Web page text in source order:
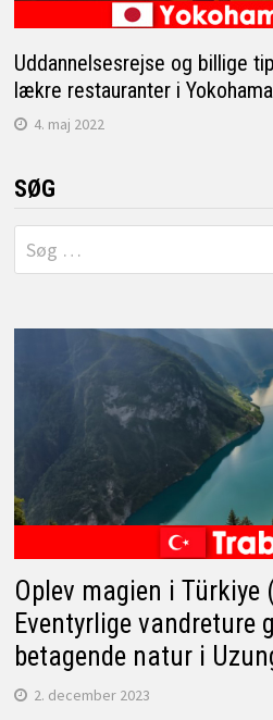
Uddannelsesrejse og billige
lækre restauranter i
4. maj 2022
SØG
Søg
efter:
Oplev magien i Türkiye
Eventyrlige vandreture
betagende natur i
2. december 2023